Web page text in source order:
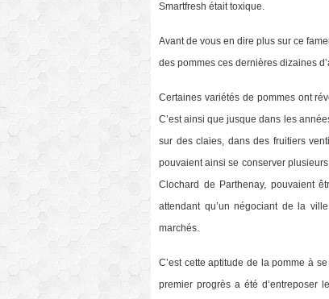
Smartfresh était toxique.
Avant de vous en dire plus sur ce
des pommes ces dernières dizaines
Certaines variétés de pommes ont
C’est ainsi que jusque dans les
sur des claies, dans des fruitiers
pouvaient ainsi se conserver
Clochard de Parthenay, pouvaient
attendant qu’un négociant de la
marchés.
C’est cette aptitude de la pomme à
premier progrès a été d’entreposer